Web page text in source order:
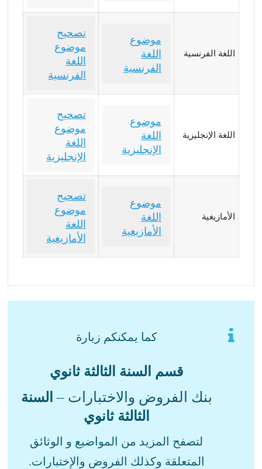
اللغة الفرنسية
موضوع
اللغة
الفرنسية
تصحيح
موضوع
اللغة
الفرنسية
اللغة الإنجليزية
موضوع
اللغة
الإنجليزية
تصحيح
موضوع
اللغة
الإنجليزية
الأمازيغية
موضوع
اللغة
الأمازيغية
تصحيح
موضوع
اللغة
الأمازيغية
كما يمكنكم زيارة
قسم السنة الثالثة ثانوي
بنك الفروض والاختبارات – السنة
الثالثة ثانوي
لتصفح المزيد من المواضيع و الوثائق
المتعلقة وكذلك الفروض والإختبارات.